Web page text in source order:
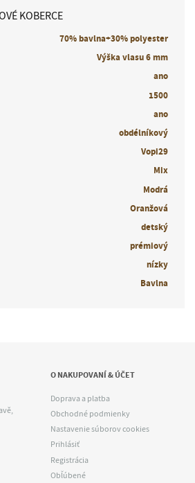
KOBERCE
70% bavlna+30% polyester
Výška vlasu 6 mm
ano
1500
ano
obdélníkový
Vopi29
Mix
Modrá
Oranžová
detský
prémiový
nízky
Bavlna
O NAKUPOVANÍ & ÚČET
Doprava a platba
Obchodné podmienky
Nastavenie súborov cookies
Prihlásiť
Registrácia
Obľúbené